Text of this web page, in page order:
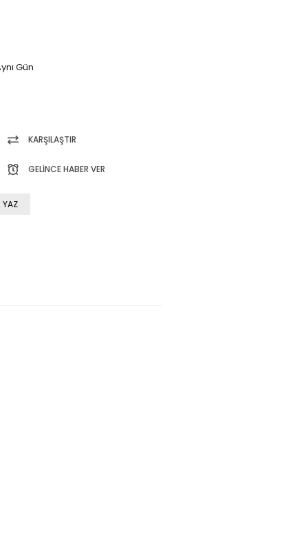
Gün
KARŞILAŞTIR
GELINCE HABER VER
YAZ